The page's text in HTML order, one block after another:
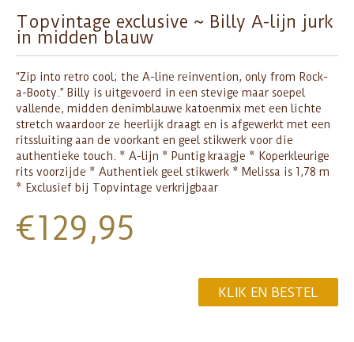
Topvintage exclusive ~ Billy A-lijn jurk
in midden blauw
“Zip into retro cool; the A-line reinvention, only from Rock-
a-Booty.” Billy is uitgevoerd in een stevige maar soepel
vallende, midden denimblauwe katoenmix met een lichte
stretch waardoor ze heerlijk draagt en is afgewerkt met een
ritssluiting aan de voorkant en geel stikwerk voor die
authentieke touch. * A-lijn * Puntig kraagje * Koperkleurige
rits voorzijde * Authentiek geel stikwerk * Melissa is 1,78 m
* Exclusief bij Topvintage verkrijgbaar
€129,95
KLIK EN BESTEL